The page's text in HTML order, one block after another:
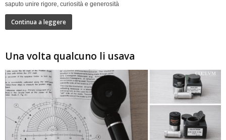
saputo unire rigore, curiosità e generosità
Continua a leggere
Una volta qualcuno li usava